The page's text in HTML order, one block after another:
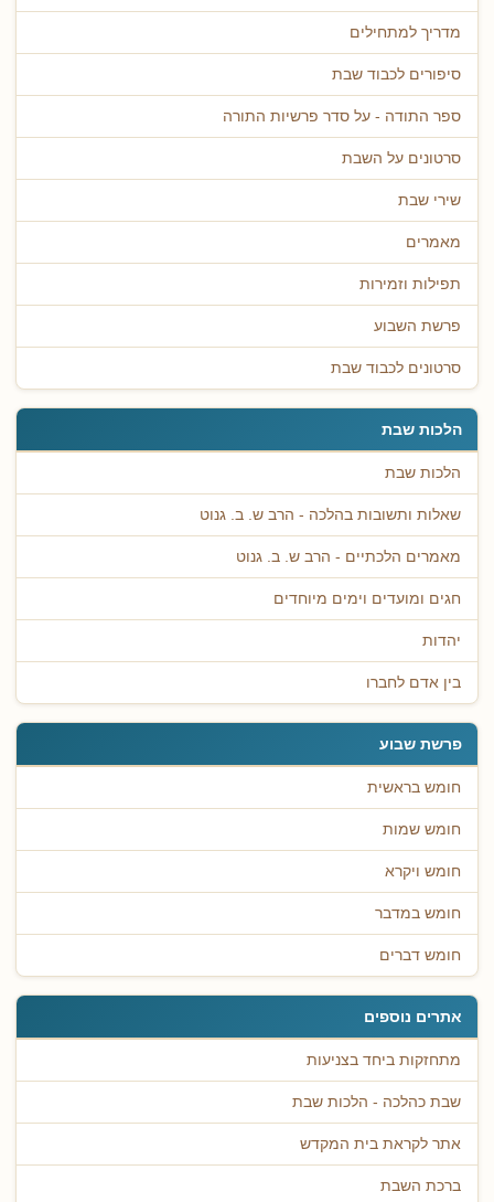
מדריך למתחילים
סיפורים לכבוד שבת
ספר התודה - על סדר פרשיות התורה
סרטונים על השבת
שירי שבת
מאמרים
תפילות וזמירות
פרשת השבוע
סרטונים לכבוד שבת
הלכות שבת
הלכות שבת
שאלות ותשובות בהלכה - הרב ש. ב. גנוט
מאמרים הלכתיים - הרב ש. ב. גנוט
חגים ומועדים וימים מיוחדים
יהדות
בין אדם לחברו
פרשת שבוע
חומש בראשית
חומש שמות
חומש ויקרא
חומש במדבר
חומש דברים
אתרים נוספים
מתחזקות ביחד בצניעות
שבת כהלכה - הלכות שבת
אתר לקראת בית המקדש
ברכת השבת